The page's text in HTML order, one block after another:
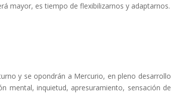
mayor, es tiempo de flexibilizarnos y adaptarnos.
y se opondrán a Mercurio, en pleno desarrollo
mental, inquietud, apresuramiento, sensación de